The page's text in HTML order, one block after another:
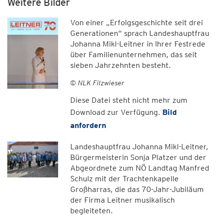
Weitere Bilder
Von einer „Erfolgsgeschichte seit drei
Generationen“ sprach Landeshauptfrau
Johanna Mikl-Leitner in Ihrer Festrede
über Familienunternehmen, das seit
sieben Jahrzehnten besteht.
© NLK Filzwieser
Diese Datei steht nicht mehr zum
Download zur Verfügung. Bild
anfordern
Landeshauptfrau Johanna Mikl-Leitner,
Bürgermeisterin Sonja Platzer und der
Abgeordnete zum NÖ Landtag Manfred
Schulz mit der Trachtenkapelle
Großharras, die das 70-Jahr-Jubiläum
der Firma Leitner musikalisch
begleiteten.